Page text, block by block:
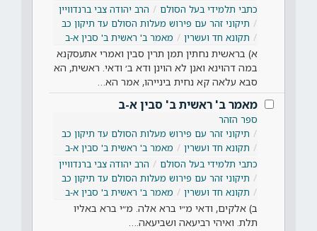
כתבי תלמידי בעל הסולם
הרב יהודה צבי ברנדוויין
תיקוני זהר עם פירוש מעלות הסולם עד תיקון כב
תקונא חד ועשרין
מאמר ב' ראשית ב' סבין א-ב
א) בראשית נחתין תמן תרין סבין ואמרי אתעסקנא
במה דהוינא ואנן לא הוינן ודא ב׳ ודאי. ראשית, הא
סבא עלאה קא נחית בינייהו, אמר הא…
מאמר ב' ראשית ב' סבין א-ב
ספר הזהר
תיקוני זהר עם פירוש מעלות הסולם עד תיקון כב
תקונא חד ועשרין
מאמר ב' ראשית ב' סבין א-ב
כתבי תלמידי בעל הסולם
הרב יהודה צבי ברנדוויין
תיקוני זהר עם פירוש מעלות הסולם עד תיקון כב
תקונא חד ועשרין
מאמר ב' ראשית ב' סבין א-ב
ב) אלקים, ודאי מ״י ברא אלה. מ״י ברא באליו
תלת. ואיהי רביעאה ושביעאה.…